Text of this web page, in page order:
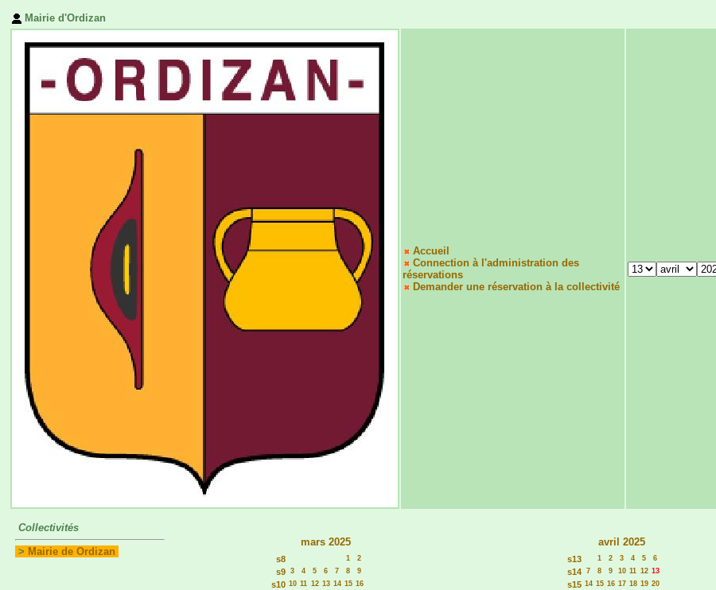
Mairie d'Ordizan
Accueil
Connection à l'administration des
réservations
Demander une réservation à la collectivité
Collectivités
> Mairie de Ordizan
mars 2025
s8 1 2
s9 3 4 5 6 7 8 9
s10 10 11 12 13 14 15 16
avril 2025
s13 1 2 3 4 5 6
s14 7 8 9 10 11 12 13
s15 14 15 16 17 18 19 20